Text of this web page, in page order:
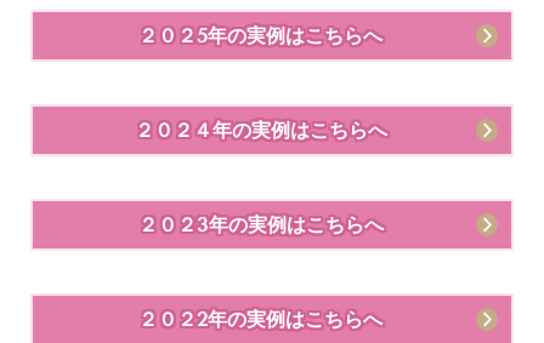
２０２5年の実例はこちらへ
２０２４年の実例はこちらへ
２０２3年の実例はこちらへ
２０２2年の実例はこちらへ